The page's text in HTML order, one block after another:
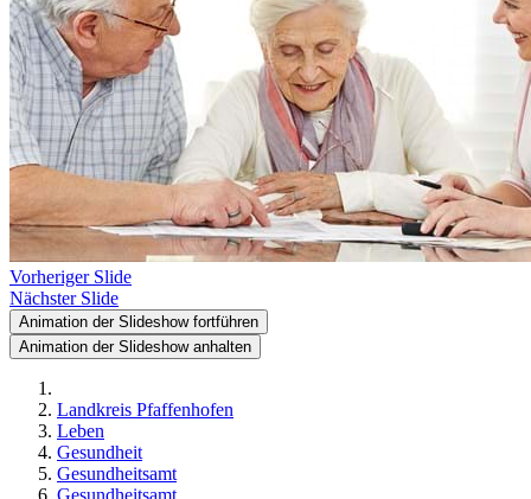
Vorheriger Slide
Nächster Slide
Animation der Slideshow fortführen
Animation der Slideshow anhalten
Landkreis Pfaffenhofen
Leben
Gesundheit
Gesundheitsamt
Gesundheitsamt